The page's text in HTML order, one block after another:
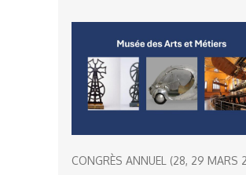
CONGRÈS ANNUEL (28, 29 MARS